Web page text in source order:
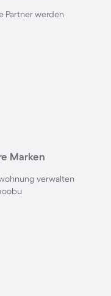
Hinterglemm
Partner werden
Marken
verwalten